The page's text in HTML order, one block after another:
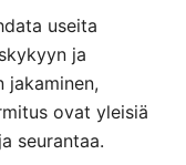
useita
ja
jakaminen,
ovat yleisiä
seurantaa.